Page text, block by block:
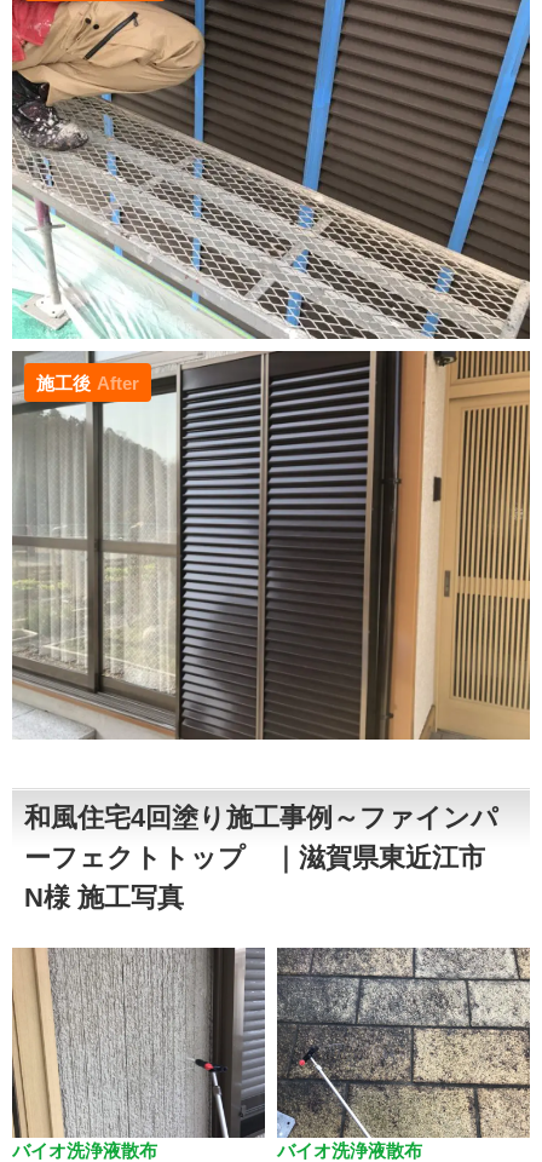
施工後 After
和風住宅4回塗り施工事例～ファインパ
ーフェクトトップ ｜滋賀県東近江市
N様 施工写真
バイオ洗浄液散布 バイオ洗浄液散布